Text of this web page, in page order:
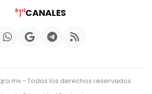
CANALES
- Todos los derechos reservados